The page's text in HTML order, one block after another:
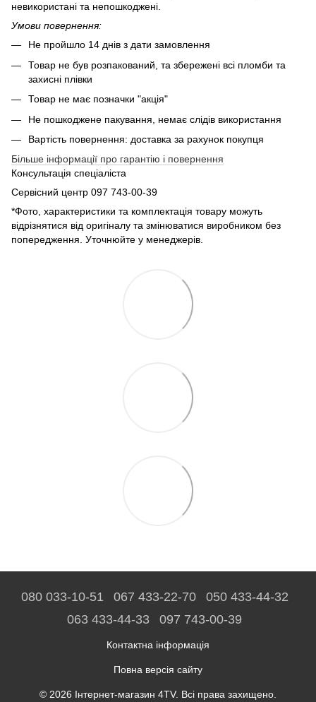
невикористані та непошкоджені.
Умови повернення:
Не пройшло 14 днів з дати замовлення
Товар не був розпакований, та збережені всі пломби та
захисні плівки
Товар не має позначки "акція"
Не пошкоджене пакування, немає слідів використання
Вартість повернення: доставка за рахунок покупця
Більше інформації про гарантію і повернення
Консультація спеціаліста
Сервісний центр 097 743-00-39
*Фото, характеристики та комплектація товару можуть
відрізнятися від оригіналу та змінюватися виробником без
попередження. Уточнюйте у менеджерів.
080 033-10-51 067 433-22-70
050 433-44-32
063 433-44-33
097 743-00-39
Контактна інформація
Повна версія сайту
© 2026 Інтернет-магазин 4TV. Всі права захищено.